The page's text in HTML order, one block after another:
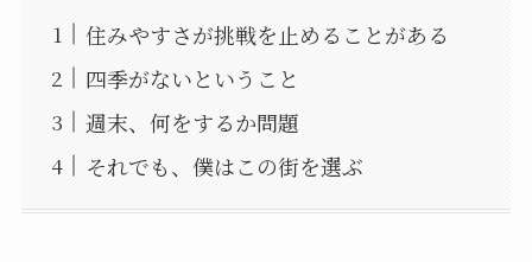
住みやすさが挑戦を止めることがある
四季がないということ
週末、何をするか問題
それでも、僕はこの街を選ぶ